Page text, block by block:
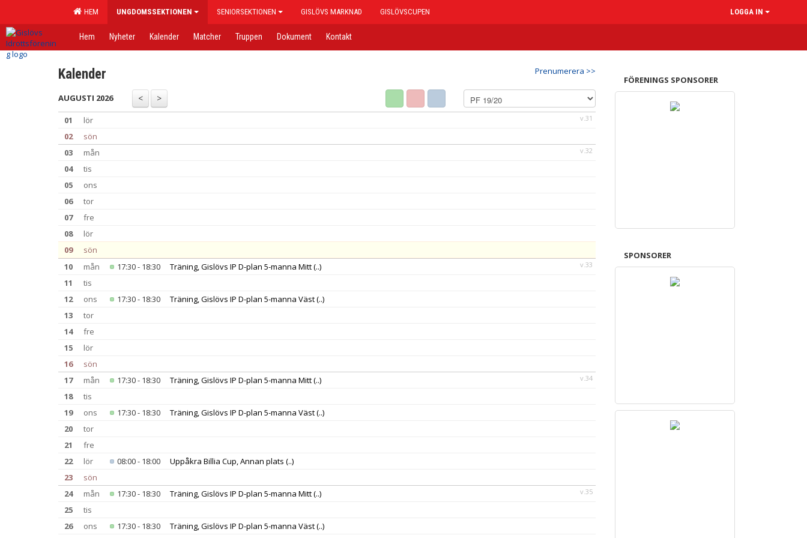
HEM UNGDOMSSEKTIONEN SENIORSEKTIONEN GISLÖVS MARKNAD GISLÖVSCUPEN LOGGA IN
Hem Nyheter Kalender Matcher Truppen Dokument Kontakt
Prenumerera >>
Kalender
AUGUSTI 2026
v.31
01
lör
02
sön
v.32
03
mån
04
tis
05
ons
06
tor
07
fre
08
lör
09
sön
v.33
10 mån 17:30 - 18:30 Träning, Gislövs IP D-plan 5-manna Mitt(..)
11
tis
12
ons 17:30 - 18:30 Träning, Gislövs IP D-plan 5-manna Väst(..)
13
tor
14
fre
15
lör
16
sön
v.34
17 mån 17:30 - 18:30 Träning, Gislövs IP D-plan 5-manna Mitt(..)
18
tis
19
ons 17:30 - 18:30 Träning, Gislövs IP D-plan 5-manna Väst(..)
20
tor
21
fre
22
lör 08:00 - 18:00 Uppåkra Billia Cup, Annan plats (..)
23
sön
v.35
24 mån 17:30 - 18:30 Träning, Gislövs IP D-plan 5-manna Mitt(..)
25
tis
26
ons 17:30 - 18:30 Träning, Gislövs IP D-plan 5-manna Väst(..)
FÖRENINGS SPONSORER
SPONSORER